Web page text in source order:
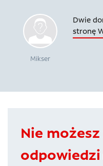
Mikser
Dwie
stronę
Nie
odpowiedzi